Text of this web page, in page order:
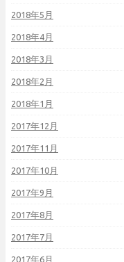
2018年5月
2018年4月
2018年3月
2018年2月
2018年1月
2017年12月
2017年11月
2017年10月
2017年9月
2017年8月
2017年7月
2017年6月